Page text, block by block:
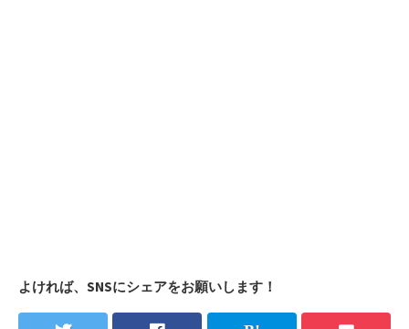
よければ、SNSにシェアをお願いします！